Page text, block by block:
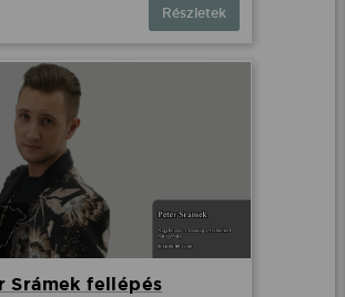
Részletek
Srámek fellépés